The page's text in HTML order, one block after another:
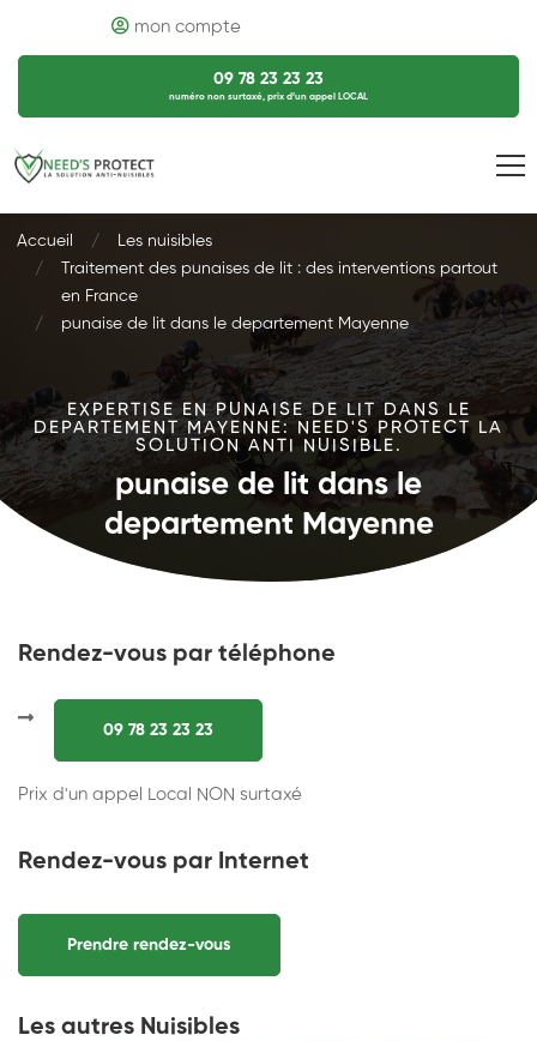
mon compte
09 78 23 23 23
numéro non surtaxé, prix d’un appel LOCAL
Accueil
Les nuisibles
Traitement des punaises de lit : des interventions partout
en France
punaise de lit dans le departement Mayenne
EXPERTISE EN PUNAISE DE LIT DANS LE
DEPARTEMENT MAYENNE: NEED'S PROTECT LA
SOLUTION ANTI NUISIBLE.
punaise de lit dans le
departement Mayenne
Rendez-vous par téléphone
09 78 23 23 23
Prix d'un appel Local NON surtaxé
Rendez-vous par Internet
Prendre rendez-vous
Les autres Nuisibles